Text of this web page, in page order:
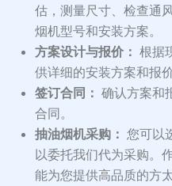
估，测量尺寸、检查通
烟机型号和安装方案。
方案设计与报价： 根据
供详细的安装方案和报价
签订合同： 确认方案和
合同。
抽油烟机采购： 您可以
以委托我们代为采购。
能为您提供高品质的方